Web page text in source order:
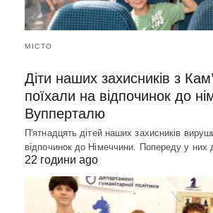
МІСТО
Діти наших захисників з
поїхали на відпочинок до
Вупперталю
П'ятнадцять дітей наших захисників
відпочинок до Німеччини. Попереду у них
22 години ago